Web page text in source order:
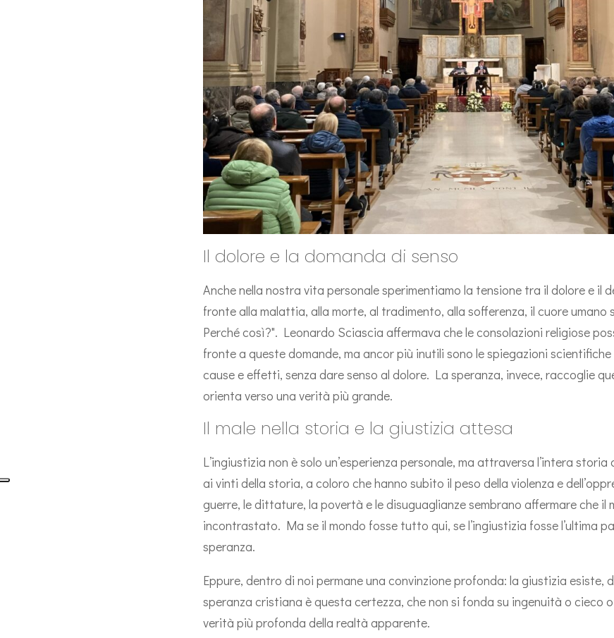
Il dolore e la domanda di senso
Anche nella nostra vita personale sperimentiamo la tensione tra il dolore e il
fronte alla malattia, alla morte, al tradimento, alla sofferenza, il cuore umano
Perché così?". Leonardo Sciascia affermava che le consolazioni religiose
fronte a queste domande, ma ancor più inutili sono le spiegazioni
cause e effetti, senza dare senso al dolore. La speranza, invece, raccoglie
orienta verso una verità più grande.
Il male nella storia e la giustizia attesa
L’ingiustizia non è solo un’esperienza personale, ma attraversa l’intera storia
ai vinti della storia, a coloro che hanno subito il peso della violenza e
guerre, le dittature, la povertà e le disuguaglianze sembrano affermare che il
incontrastato. Ma se il mondo fosse tutto qui, se l’ingiustizia fosse l’ultima
speranza.
Eppure, dentro di noi permane una convinzione profonda: la giustizia esiste,
speranza cristiana è questa certezza, che non si fonda su ingenuità o cieco
verità più profonda della realtà apparente.